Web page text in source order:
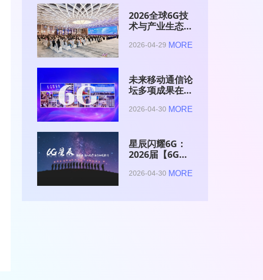
2026全球6G技
术与产业生态大
2026-04-29 MORE
未来移动通信论
坛多项成果在
术与产业生态大
2026-04-30 MORE
星辰闪耀6G：
2026届【6G星
与博士获颁证书
2026-04-30 MORE